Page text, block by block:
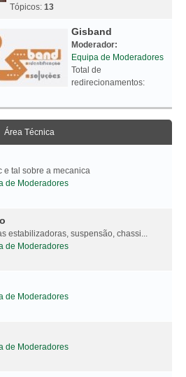
Tópicos: 13
Gisband
Moderador:
Equipa de Moderadores
Total de
redirecionamentos:
Área Técnica
e tal sobre a mecanica
de Moderadores
estabilizadoras, suspensão, chassi...
de Moderadores
de Moderadores
de Moderadores